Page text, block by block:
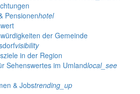
Pensionenhotel
der Gemeinde
visibility
in der Region
Sehenswertes im Umlandlocal_see
& Jobstrending_up